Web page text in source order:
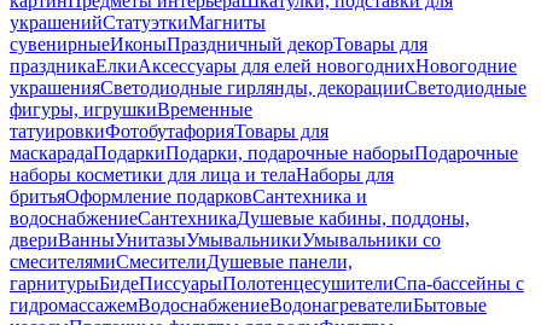
украшенийСтатуэткиМагниты
сувенирныеИконыПраздничный декорТовары для
праздникаЕлкиАксессуары для елей новогоднихНовогодние
украшенияСветодиодные гирлянды, декорацииСветодиодные
фигуры, игрушкиВременные
татуировкиФотобутафорияТовары для
маскарадаПодаркиПодарки, подарочные наборыПодарочные
наборы косметики для лица и телаНаборы для
бритьяОформление подарковСантехника и
водоснабжениеСантехникаДушевые кабины, поддоны,
двериВанныУнитазыУмывальникиУмывальники со
смесителямиСмесителиДушевые панели,
гарнитурыБидеПиссуарыПолотенцесушителиСпа-бассейны с
гидромассажемВодоснабжениеВодонагревателиБытовые